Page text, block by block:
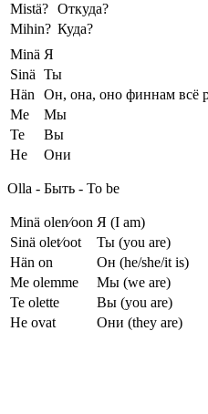
Mistä? Откуда?
Mihin? Куда?
Minä Я
Sinä Ты
Hän
Он, она, оно финнам всё
Me
Мы
Te
Вы
He
Они
Olla - Быть - To be
Minä olen⁄oon Я (I am)
Sinä olet⁄oot
Ты (you are)
Hän on
Он (he/she/it is)
Me olemme
Мы (we are)
Te olette
Вы (you are)
He ovat
Они (they are)